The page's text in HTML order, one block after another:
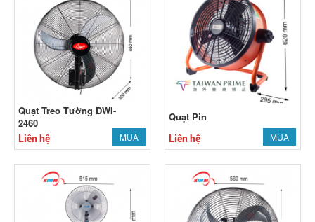
Quạt Treo Tường DWI-
2460
Liên hệ MUA
Quạt Pin
Liên hệ MUA